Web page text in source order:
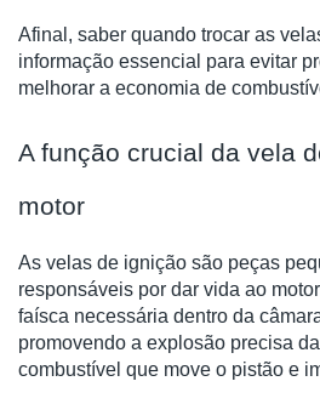
Afinal, saber quando trocar as
informação essencial para evitar
melhorar a economia de
A função crucial da vela
motor
As velas de ignição são peças
responsáveis por dar vida ao
faísca necessária dentro da
promovendo a explosão precisa
combustível que move o pistão e